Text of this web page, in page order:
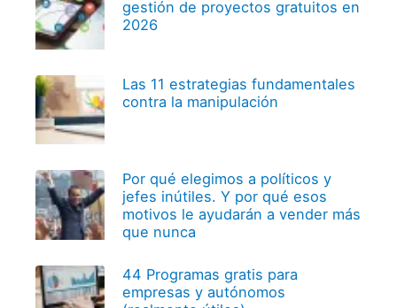
gestión de proyectos gratuitos en
2026
Las 11 estrategias fundamentales
contra la manipulación
Por qué elegimos a políticos y
jefes inútiles. Y por qué esos
motivos le ayudarán a vender más
que nunca
44 Programas gratis para
empresas y autónomos